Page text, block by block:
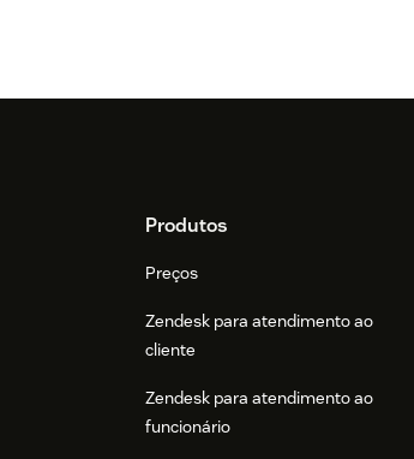
FooterProdutos
Preços
Zendesk para atendimento ao
cliente
Zendesk para atendimento ao
funcionário